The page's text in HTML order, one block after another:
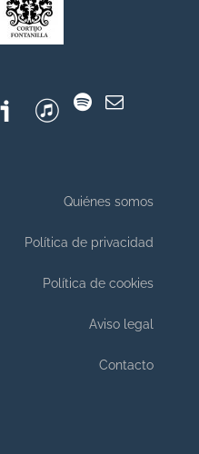
Quiénes somos
Política de privacidad
Política de cookies
Aviso legal
Contacto